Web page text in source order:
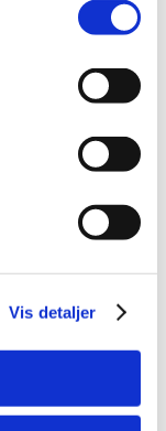
Vis detaljer